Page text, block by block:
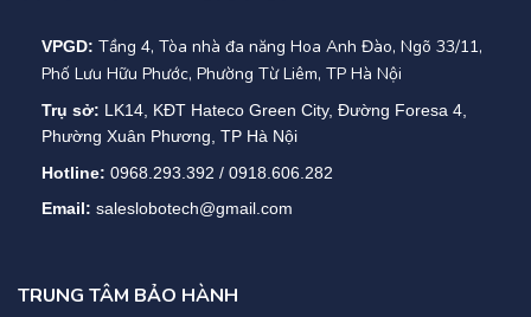
– Hiệu quả:
+ Chế độ xoay chiều: 95.0%
+ Chế độ tiết kiệm :98.0%
– Màn hình:LCD + LED + bàn phím
VPGD: Tầng 4, Tòa nhà đa năng Hoa Anh Đào, Ngõ 33/11,
Phố Lưu Hữu Phước, Phường Từ Liêm, TP Hà Nội
Trụ sở: LK14, KĐT Hateco Green City, Đường Foresa 4,
Phường Xuân Phương, TP Hà Nội
Hotline: 0968.293.392 / 0918.606.282
Email: saleslobotech@gmail.com
TRUNG TÂM BẢO HÀNH